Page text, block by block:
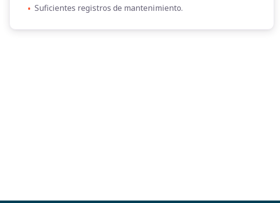
• Suficientes registros de mantenimiento.